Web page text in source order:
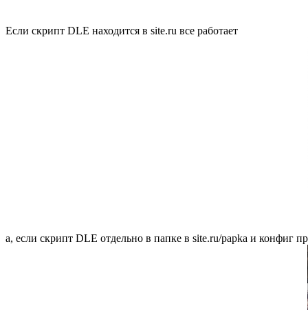
Если скрипт DLE находится в site.ru все работает
а, если скрипт DLE отдельно в папке в site.ru/papka и конфиг